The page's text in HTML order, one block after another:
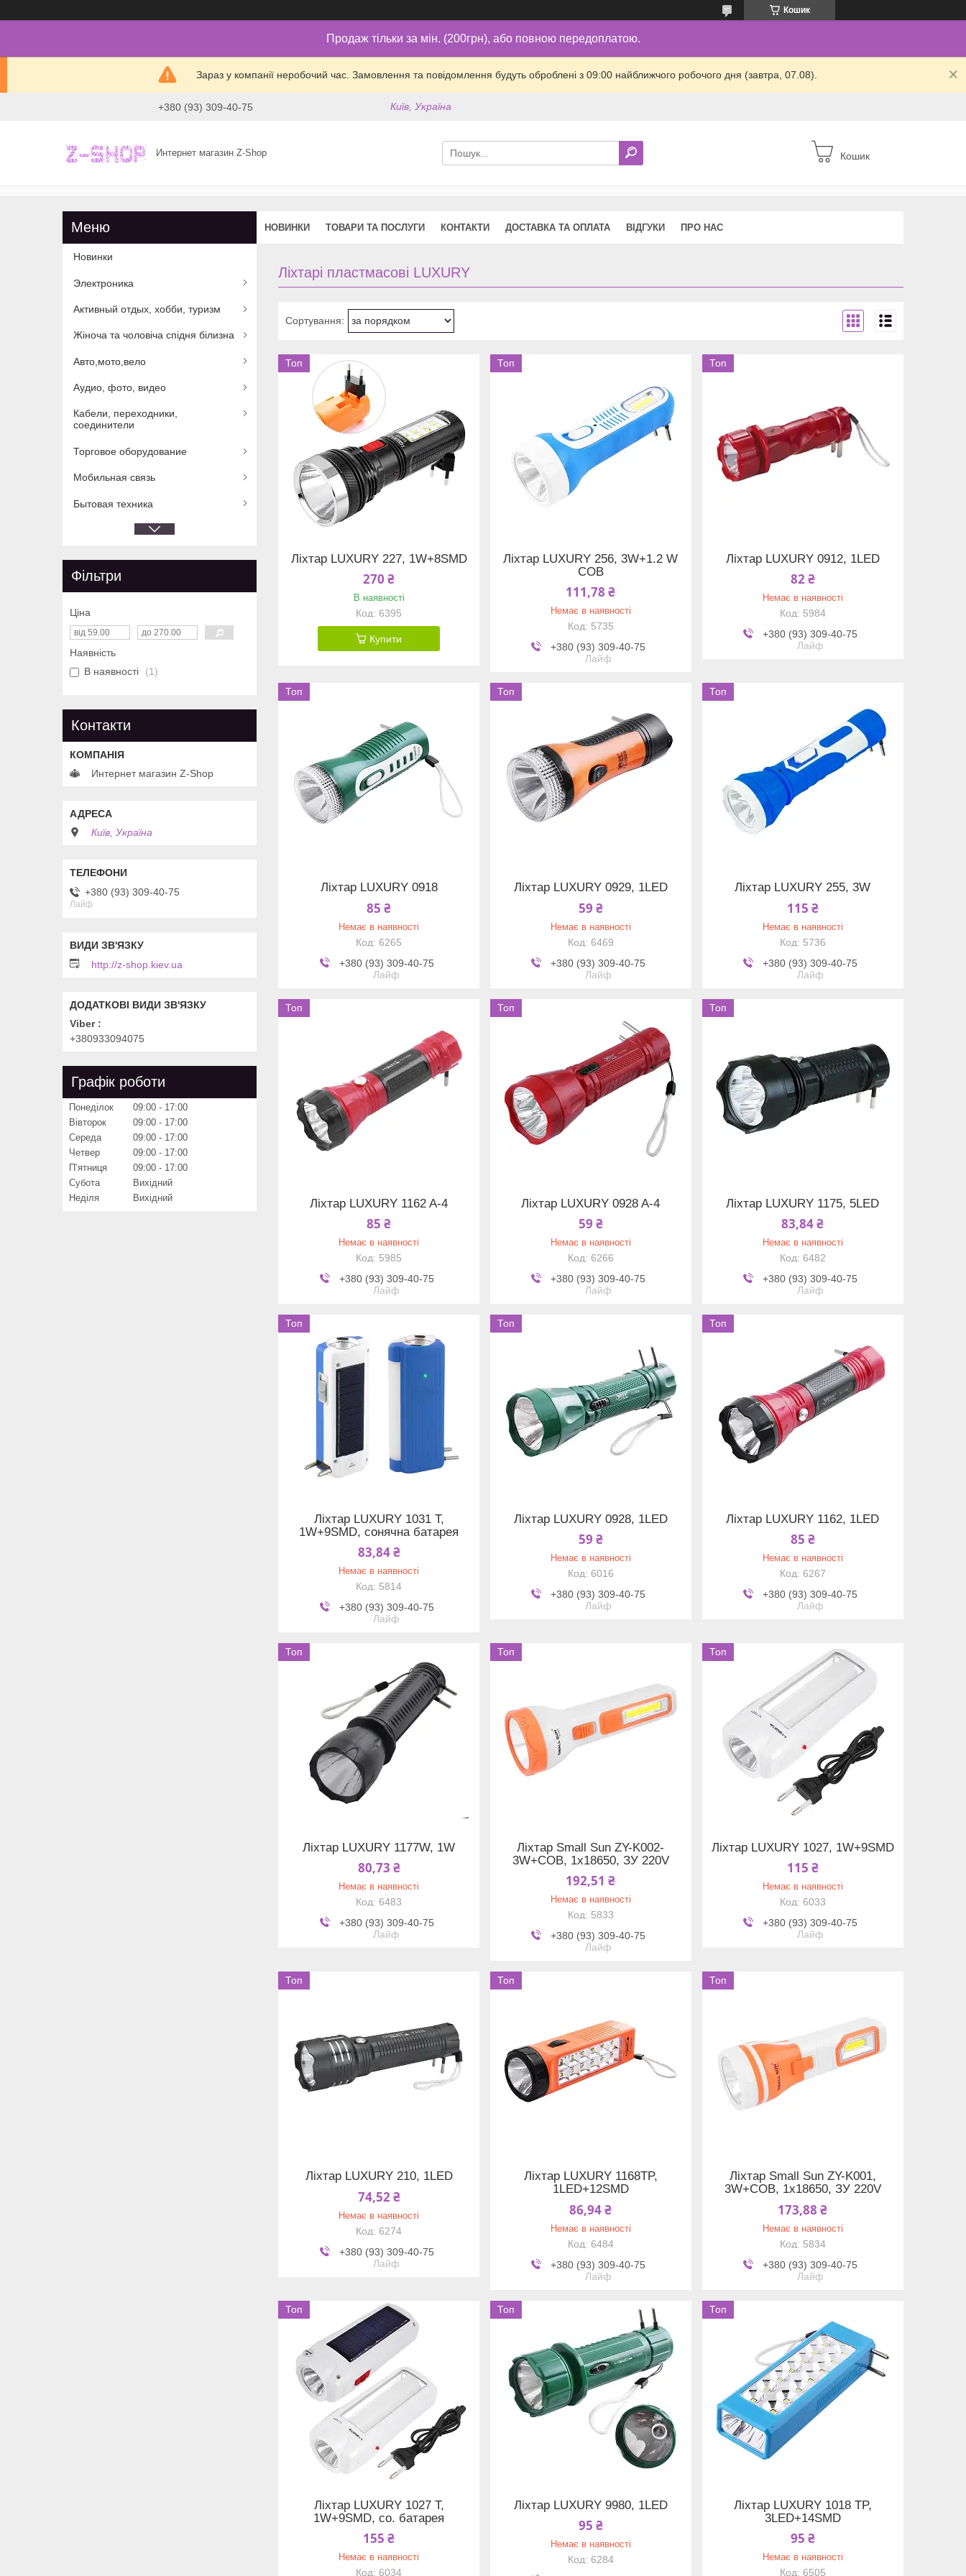
Кошик
Продаж тільки за мін. (200грн), або повною передоплатою.
Зараз у компанії неробочий час. Замовлення та повідомлення будуть оброблені з 09:00 найближчого робочого дня (завтра, 07.08).
+380 (93) 309-40-75 Київ, Україна
Интернет магазин Z-Shop Кошик
НОВИНКИ ТОВАРИ ТА ПОСЛУГИ КОНТАКТИ ДОСТАВКА ТА ОПЛАТА ВІДГУКИ ПРО НАС
Ліхтарі пластмасові LUXURY
Топ
Ліхтар LUXURY 227, 1W+8SMD
270 ₴
В наявності
6395
Купити
Топ
Ліхтар LUXURY 256, 3W+1.2 W
COB
111,78 ₴
Немає в наявності
5735
+380 (93) 309-40-75
Лайф
Топ
Ліхтар LUXURY 0912, 1LED
82 ₴
Немає в наявності
5984
+380 (93) 309-40-75
Лайф
Топ
Ліхтар LUXURY 0918
85 ₴
Немає в наявності
6265
+380 (93) 309-40-75
Лайф
Топ
Ліхтар LUXURY 0929, 1LED
59 ₴
Немає в наявності
6469
+380 (93) 309-40-75
Лайф
Топ
Ліхтар LUXURY 255, 3W
115 ₴
Немає в наявності
5736
+380 (93) 309-40-75
Лайф
Топ
Ліхтар LUXURY 1162 A-4
85 ₴
Немає в наявності
5985
+380 (93) 309-40-75
Лайф
Топ
Ліхтар LUXURY 0928 A-4
59 ₴
Немає в наявності
6266
+380 (93) 309-40-75
Лайф
Топ
Ліхтар LUXURY 1175, 5LED
83,84 ₴
Немає в наявності
6482
+380 (93) 309-40-75
Лайф
Топ
Ліхтар LUXURY 1031 T,
1W+9SMD, сонячна батарея
83,84 ₴
Немає в наявності
5814
+380 (93) 309-40-75
Лайф
Топ
Ліхтар LUXURY 0928, 1LED
59 ₴
Немає в наявності
6016
+380 (93) 309-40-75
Лайф
Топ
Ліхтар LUXURY 1162, 1LED
85 ₴
Немає в наявності
6267
+380 (93) 309-40-75
Лайф
Топ
Ліхтар LUXURY 1177W, 1W
80,73 ₴
Немає в наявності
6483
+380 (93) 309-40-75
Лайф
Топ
Ліхтар Small Sun ZY-K002-
3W+COB, 1x18650, ЗУ 220V
192,51 ₴
Немає в наявності
5833
+380 (93) 309-40-75
Лайф
Топ
Ліхтар LUXURY 1027, 1W+9SMD
115 ₴
Немає в наявності
6033
+380 (93) 309-40-75
Лайф
Топ
Ліхтар LUXURY 210, 1LED
74,52 ₴
Немає в наявності
6274
+380 (93) 309-40-75
Лайф
Топ
Ліхтар LUXURY 1168TP,
1LED+12SMD
86,94 ₴
Немає в наявності
6484
+380 (93) 309-40-75
Лайф
Топ
Ліхтар Small Sun ZY-K001,
3W+COB, 1x18650, ЗУ 220V
173,88 ₴
Немає в наявності
5834
+380 (93) 309-40-75
Лайф
Топ
Ліхтар LUXURY 1027 T,
1W+9SMD, со. батарея
155 ₴
Немає в наявності
6034
Топ
Ліхтар LUXURY 9980, 1LED
95 ₴
Немає в наявності
6284
Топ
Ліхтар LUXURY 1018 TP,
3LED+14SMD
95 ₴
Немає в наявності
6505
Новинки
Электроника
Активный отдых, хобби, туризм
Жіноча та чоловіча спідня білизна
Авто,мото,вело
Аудио, фото, видео
Кабели, переходники,
соединители
Торговое оборудование
Мобильная связь
Бытовая техника
Фільтри
Ціна
Наявність
В наявності
1
Контакти
Интернет магазин Z-Shop
Київ, Україна
+380 (93) 309-40-75
Лайф
http://z-shop.kiev.ua
Viber
+380933094075
Графік роботи
Понеділок 09:00
17:00
Вівторок
09:00
17:00
Середа
09:00
17:00
Четвер
09:00
17:00
Пʼятниця
09:00
17:00
Субота
Вихідний
Неділя
Вихідний